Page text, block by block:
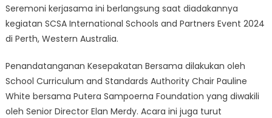
Seremoni kerjasama ini berlangsung saat diadakannya
kegiatan SCSA International Schools and Partners Event 2024
di Perth, Western Australia.
Penandatanganan Kesepakatan Bersama dilakukan oleh
School Curriculum and Standards Authority Chair Pauline
White bersama Putera Sampoerna Foundation yang diwakili
oleh Senior Director Elan Merdy. Acara ini juga turut